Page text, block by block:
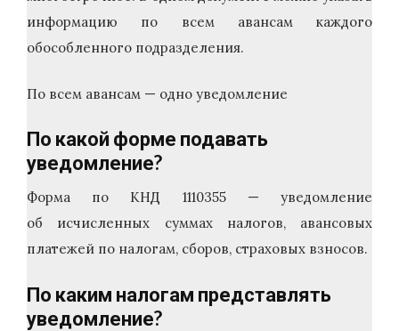
информацию по всем авансам каждого
обособленного подразделения.
По всем авансам — одно уведомление
По какой форме подавать
уведомление?
Форма по КНД 1110355 — уведомление
об исчисленных суммах налогов, авансовых
платежей по налогам, сборов, страховых взносов.
По каким налогам представлять
уведомление?